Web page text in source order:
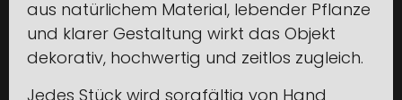
aus natürlichem Material, lebender Pflanze
und klarer Gestaltung wirkt das Objekt
dekorativ, hochwertig und zeitlos zugleich.
Jedes Stück wird sorgfältig von Hand